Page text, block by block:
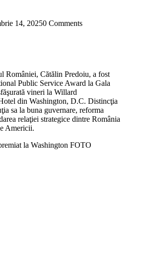
14, 20250 Comments
României, Cătălin Predoiu, a fost
Public Service Award la Gala
vineri la Willard
din Washington, D.C. Distincţia
sa la buna guvernare, reforma
relaţiei strategice dintre România
Americii.
la Washington FOTO